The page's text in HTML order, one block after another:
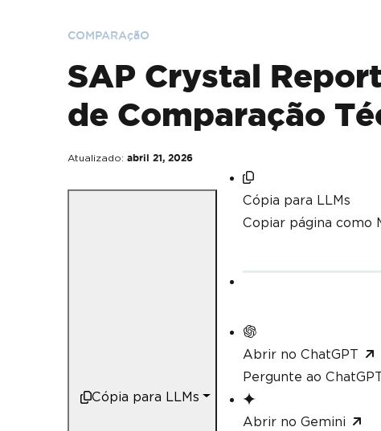
COMPARAçãO
SAP Crystal
de Comparação
Atualizado: abril 21, 2026
Cópia para LLMs
Cópia para LLMs
Copiar página como
Abrir no ChatGPT
Pergunte ao
Abrir no Gemini